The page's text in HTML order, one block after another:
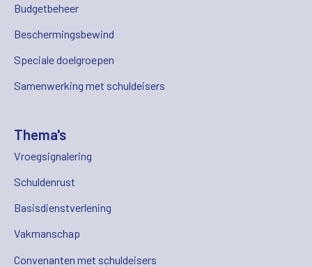
Budgetbeheer
Beschermingsbewind
Speciale doelgroepen
Samenwerking met schuldeisers
Thema's
Vroegsignalering
Schuldenrust
Basisdienstverlening
Vakmanschap
Convenanten met schuldeisers